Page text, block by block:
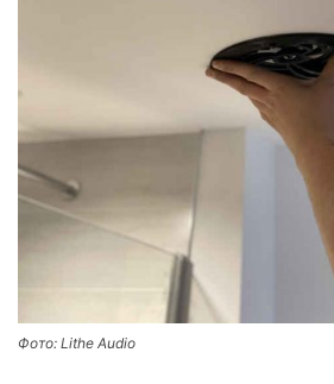
Фото: Lithe Audio